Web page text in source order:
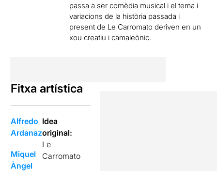
passa a ser comèdia musical i el tema i
variacions de la història passada i
present de Le Carromato deriven en un
xou creatiu i camaleònic.
Fitxa artística
Alfredo
Ardanaz
Miquel
Àngel
Idea
original:
Le
Carromato